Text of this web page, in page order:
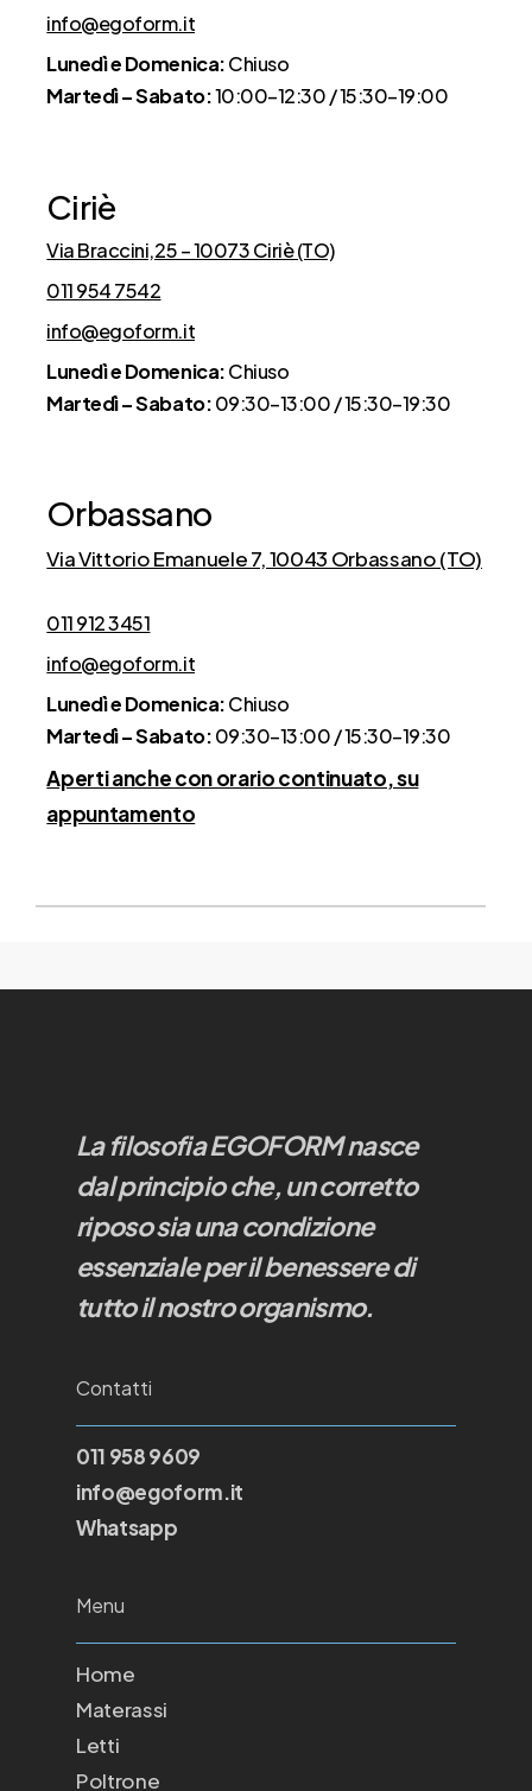
info@egoform.it
Lunedì e Domenica:Chiuso
Martedì – Sabato:10:00–12:30 / 15:30–19:00
Ciriè
Via Braccini,25 – 10073 Ciriè (TO)
011 954 7542
info@egoform.it
Lunedì e Domenica:Chiuso
Martedì – Sabato:09:30–13:00 / 15:30–19:30
Orbassano
Via Vittorio Emanuele 7, 10043 Orbassano (TO)
011 912 3451
info@egoform.it
Lunedì e Domenica:Chiuso
Martedì – Sabato:09:30–13:00 / 15:30–19:30
Aperti anche con orario continuato, su
appuntamento
La filosofia EGOFORM nasce
dal principio che, un corretto
riposo sia una condizione
essenziale per il benessere di
tutto il nostro organismo.
Contatti
011 958 9609
info@egoform.it
Whatsapp
Menu
Home
Materassi
Letti
Poltrone